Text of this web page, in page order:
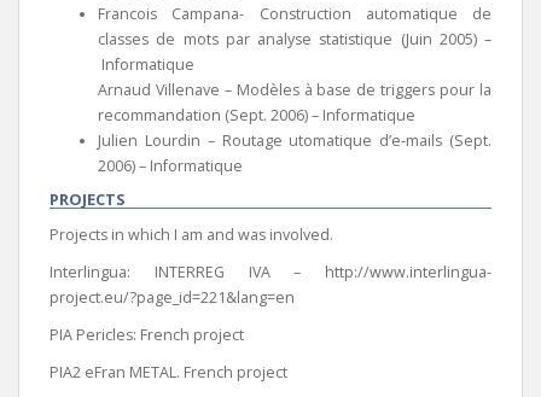
Francois Campana- Construction automatique de
classes de mots par analyse statistique (Juin 2005) –
Informatique
Arnaud Villenave – Modèles à base de triggers pour la
recommandation (Sept. 2006) – Informatique
Julien Lourdin – Routage utomatique d’e-mails (Sept.
2006) – Informatique
PROJECTS
Projects in which I am and was involved.
Interlingua: INTERREG IVA – http://www.interlingua-
project.eu/?page_id=221&lang=en
PIA Pericles: French project
PIA2 eFran METAL. French project